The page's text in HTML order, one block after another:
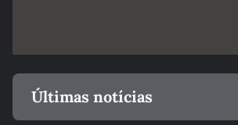
Últimas notícias